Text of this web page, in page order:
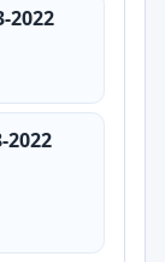
2022
2022